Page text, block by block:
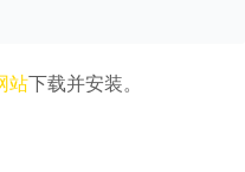
站下载并安装。